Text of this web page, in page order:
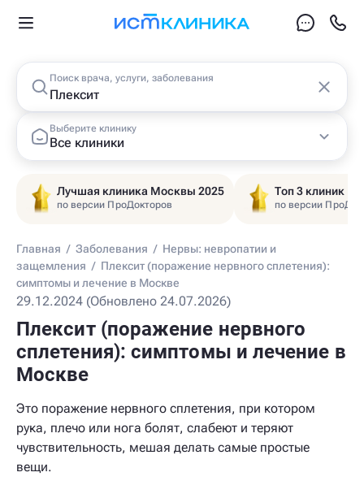
Поиск врача, услуги, заболевания
Выберите клинику
Все клиники
Лучшая клиника Москвы 2025
по версии ПроДокторов
Топ 3 клиник
по версии
Главная / Заболевания / Нервы: невропатии и
защемления / Плексит (поражение нервного сплетения):
симптомы и лечение в Москве
29.12.2024 (Обновлено 24.07.2026)
Плексит (поражение нервного
сплетения): симптомы и лечение в
Москве
Это поражение нервного сплетения, при котором
рука, плечо или нога болят, слабеют и теряют
чувствительность, мешая делать самые простые
вещи.